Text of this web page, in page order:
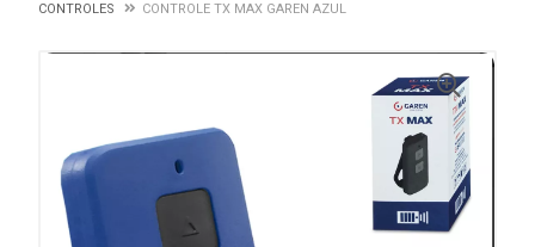
CONTROLES
CONTROLE TX MAX GAREN AZUL